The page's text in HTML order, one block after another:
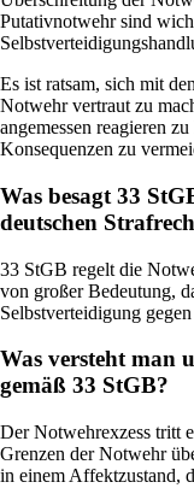
Putativnotwehr sind
Es ist ratsam, sich mit
Notwehr vertraut zu
angemessen reagieren
Konsequenzen zu
Was besagt 33
deutschen
33 StGB regelt die
von großer Bedeutung,
Selbstverteidigung
Was versteht man
gemäß 33 StGB?
Der Notwehrexzess tritt
Grenzen der Notwehr
in einem Affektzustand,